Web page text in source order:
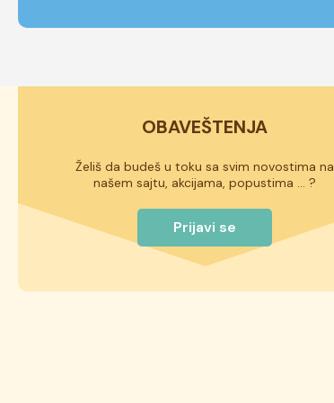
OBAVEŠTENJA
Želiš da budeš u toku sa svim novostima na
našem sajtu, akcijama, popustima ... ?
Prijavi se